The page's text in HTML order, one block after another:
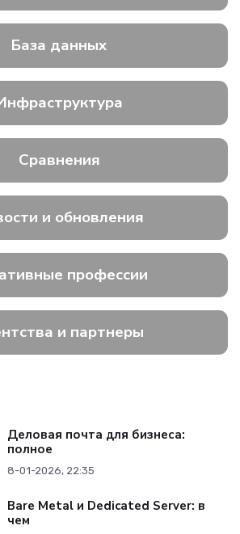
База данных
Сравнения
и обновления
профессии
и партнеры
Деловая почта для бизнеса:
полное
8-01-2026, 22:35
Bare Metal и Dedicated Server: в
чем